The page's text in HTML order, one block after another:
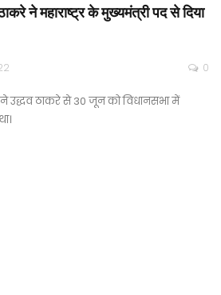
ने महाराष्ट्र के मुख्यमंत्री पद से दिया
0
ने उद्धव ठाकरे से 30 जून को विधानसभा में